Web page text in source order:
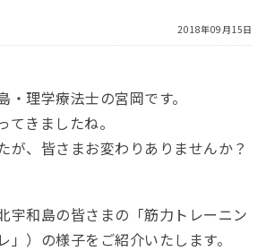
リクルート
2018年09月15日
・理学療法士の宮岡です。
きましたね。
が、皆さまお変わりありませんか？
宇和島の皆さまの「筋力トレーニン
」）の様子をご紹介いたします。